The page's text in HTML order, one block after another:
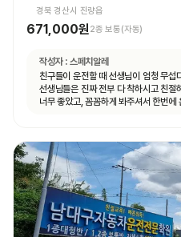
경북 경산시 진량읍
671,000원2종 보통(자동)
작성자 : 스페치알레
친구들이 운전할 때 선생님이 엄청 무섭
선생님들은 진짜 전부 다 착하시고 친절
너무 좋았고, 꼼꼼하게 봐주셔서 한번에